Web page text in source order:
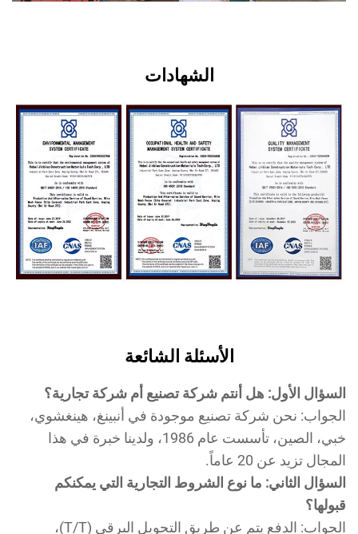
الشهادات
الأسئلة الشائعة
الأول: هل أنتم شركة تصنيع أم شركة تجارية؟
نحن شركة تصنيع موجودة في أنبينغ، هينغشوي،
خبي، الصين، تأسست عام 1986، ولدينا خبرة في هذا
تزيد عن 20 عاماً.
الثاني: ما نوع الشروط التجارية التي يمكنكم
الجواب: الدفع يتم عن طريق التحويل البرقي (T/T)،